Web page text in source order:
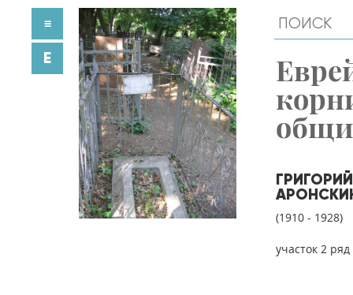
(1910 - 1928)
участок 2
≡
E